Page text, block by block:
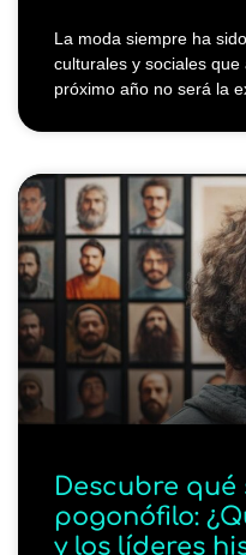
La moda siempre ha
culturales y sociales
próximo año no será la
Descubre
pogonófilo:
y los líderes